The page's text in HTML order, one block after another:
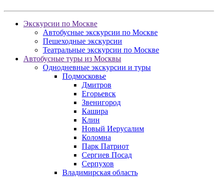
Экскурсии по Москве
Автобусные экскурсии по Москве
Пешеходные экскурсии
Театральные экскурсии по Москве
Автобусные туры из Москвы
Однодневные экскурсии и туры
Подмосковье
Дмитров
Егорьевск
Звенигород
Кашира
Клин
Новый Иерусалим
Коломна
Парк Патриот
Сергиев Посад
Серпухов
Владимирская область